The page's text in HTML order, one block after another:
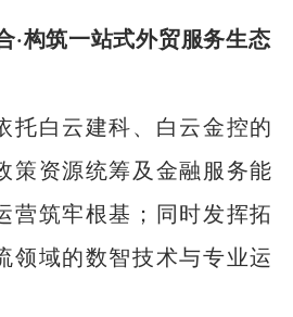
·构筑一站式外贸服务生态
托白云建科、白云金控的
策资源统筹及金融服务能
营筑牢根基；同时发挥拓
领域的数智技术与专业运